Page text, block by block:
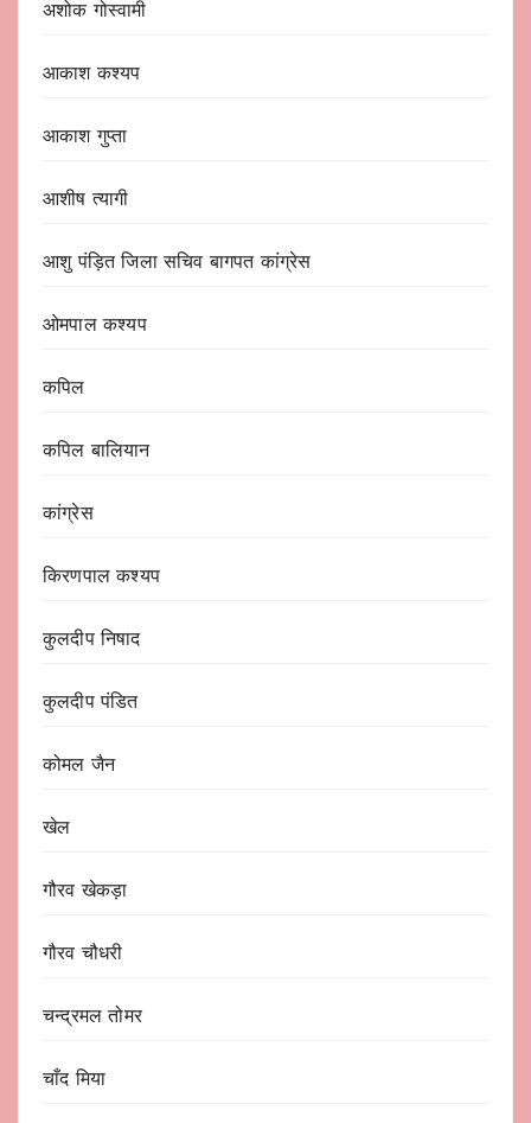
अशोक गोस्वामी
आकाश कश्यप
आकाश गुप्ता
आशीष त्यागी
आशु पंड़ित जिला सचिव बागपत कांग्रेस
ओमपाल कश्यप
कपिल
कपिल बालियान
कांग्रेस
किरणपाल कश्यप
कुलदीप निषाद
कुलदीप पंडित
कोमल जैन
खेल
गौरव खेकड़ा
गौरव चौधरी
चन्द्रमल तोमर
चाँद मिया